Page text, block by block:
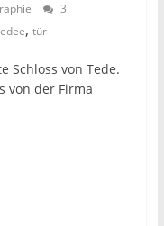
3
, tür
Schloss von Tede.
von der Firma